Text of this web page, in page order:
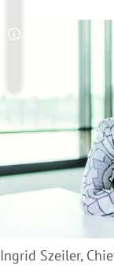
Copyright-
Ingrid Szeiler,